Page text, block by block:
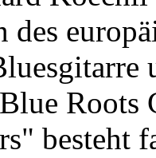
des
Roots
besteht